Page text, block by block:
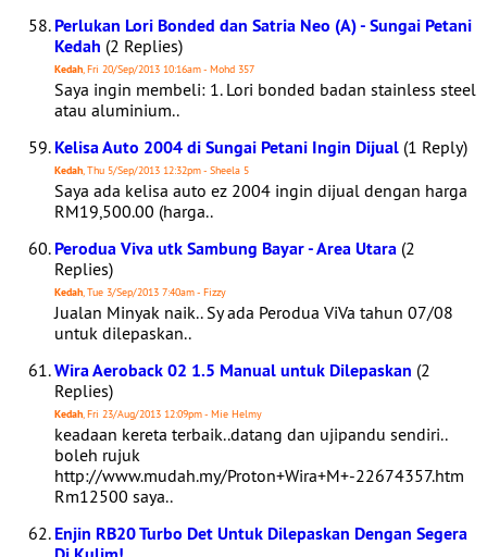
Perlukan Lori Bonded dan Satria Neo (A) - Sungai Petani
Kedah (2 Replies)
Kedah, Fri 20/Sep/2013 10:16am - Mohd 357
Saya ingin membeli: 1. Lori bonded badan stainless steel
atau aluminium..
Kelisa Auto 2004 di Sungai Petani Ingin Dijual (1 Reply)
Kedah, Thu 5/Sep/2013 12:32pm - Sheela 5
Saya ada kelisa auto ez 2004 ingin dijual dengan harga
RM19,500.00 (harga..
Perodua Viva utk Sambung Bayar - Area Utara (2
Replies)
Kedah, Tue 3/Sep/2013 7:40am - Fizzy
Jualan Minyak naik.. Sy ada Perodua ViVa tahun 07/08
untuk dilepaskan..
Wira Aeroback 02 1.5 Manual untuk Dilepaskan (2
Replies)
Kedah, Fri 23/Aug/2013 12:09pm - Mie Helmy
keadaan kereta terbaik..datang dan ujipandu sendiri..
boleh rujuk
http://www.mudah.my/Proton+Wira+M+-22674357.htm
Rm12500 saya..
Enjin RB20 Turbo Det Untuk Dilepaskan Dengan Segera